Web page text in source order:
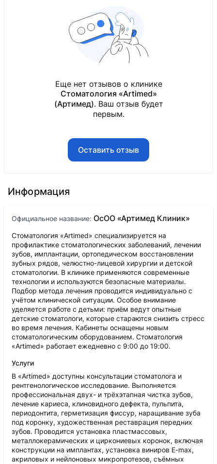
Еще нет отзывов о клинике
Стоматология «Artimed»
(Артимед). Ваш отзыв будет
первым.
Оставить отзыв
Информация
Официальное название: ОсОО «Артимед Клиник»
Стоматология «Artimed» специализируется на
профилактике стоматологических заболеваний, лечении
зубов, имплантации, ортопедическом восстановлении
зубных рядов, челюстно-лицевой хирургии и детской
стоматологии. В клинике применяются современные
технологии и используются безопасные материалы.
Подбор метода лечения проводится индивидуально с
учётом клинической ситуации. Особое внимание
уделяется работе с детьми: приём ведут опытные
детские стоматологи, которые стараются снизить стресс
во время лечения. Кабинеты оснащены новым
стоматологическим оборудованием. Стоматология
«Artimed» работает ежедневно с 9:00 до 19:00.
Услуги
В «Artimed» доступны консультации стоматолога и
рентгенологическое исследование. Выполняется
профессиональная двух- и трёхэтапная чистка зубов,
лечение кариеса, клиновидного дефекта, пульпита,
периодонтита, герметизация фиссур, наращивание зуба
под коронку, художественная реставрация передних
зубов. Проводится установка пластмассовых,
металлокерамических и циркониевых коронок, включая
конструкции на имплантах, установка виниров E-max,
акриловых и нейлоновых микропротезов, съёмных